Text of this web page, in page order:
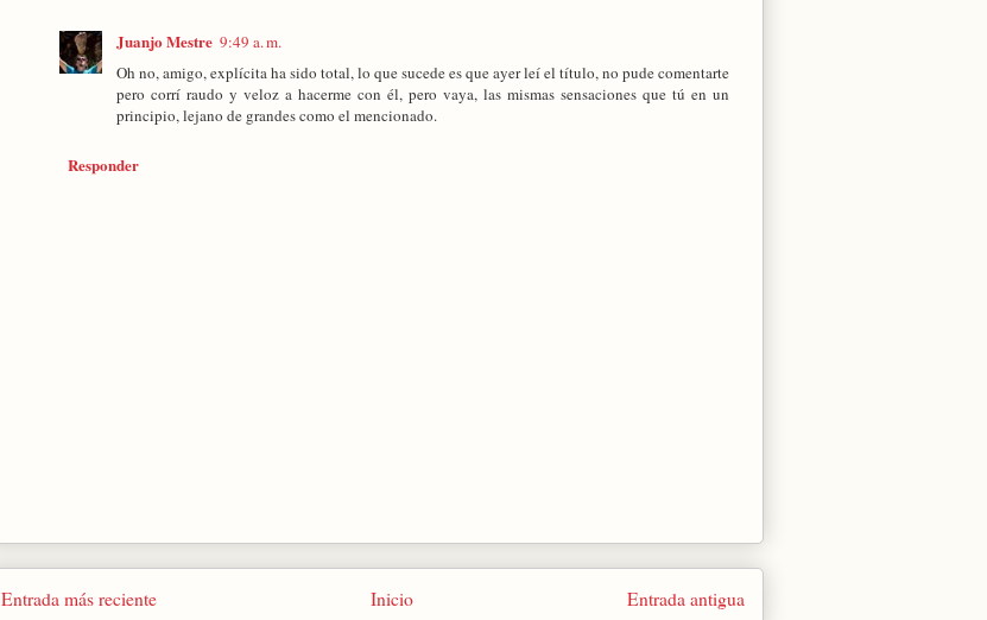
Juanjo Mestre 9:49 a. m.
Oh no, amigo, explícita ha sido total, lo que sucede es que ayer leí el título, no pude comentarte
pero corrí raudo y veloz a hacerme con él, pero vaya, las mismas sensaciones que tú en un
principio, lejano de grandes como el mencionado.
Responder
Entrada más reciente Entrada antigua
Inicio